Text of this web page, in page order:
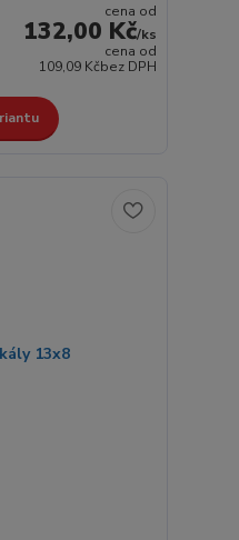
cena od
132,00 Kč/ks
cena od
109,09 Kčbez DPH